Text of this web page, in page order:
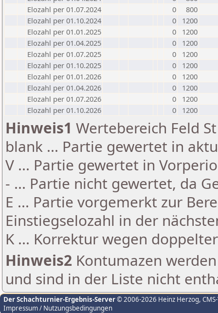
Elozahl per 01.07.2024
0
800
Elozahl per 01.10.2024
0
1200
Elozahl per 01.01.2025
0
1200
Elozahl per 01.04.2025
0
1200
Elozahl per 01.07.2025
0
1200
Elozahl per 01.10.2025
0
1200
Elozahl per 01.01.2026
0
1200
Elozahl per 01.04.2026
0
1200
Elozahl per 01.07.2026
0
1200
Elozahl per 01.10.2026
0 1200
Hinweis1 Wertebereich Feld
blank ... Partie gewertet in
V ... Partie gewertet in
- ... Partie nicht gewertet, da
E ... Partie vorgemerkt zur
Einstiegselozahl in der
K ... Korrektur wegen
Hinweis2 Kontumazen
und sind in der Liste nicht
Der Schachturnier-Ergebnis-Server© 2006-2026 Heinz Herzog,
Impressum / Nutzungsbedingungen